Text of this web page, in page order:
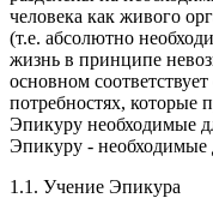
человека как живого
(т.е. абсолютно
жизнь в принципе
основном
потребностях, которые
Эпикуру необходимые
Эпикуру - необходимые
1.1. Учение Эпикура